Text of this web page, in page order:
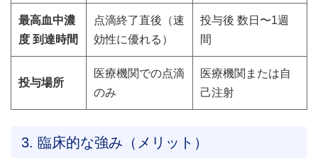
最高血中濃
度 到達時間
点滴終了直後（速
効性に優れる）
投与後 数日〜1週
間
投与場所
医療機関での点滴
のみ
医療機関または自
己注射
3. 臨床的な強み（メリット）